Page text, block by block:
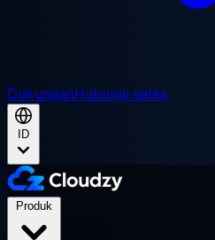
DukunganHubungi sales
ID